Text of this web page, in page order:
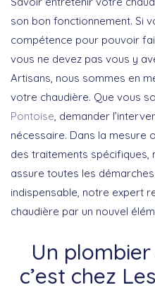
son bon fonctionnement. Si
compétence pour pouvoir
vous ne devez pas vous y
Artisans, nous sommes en
votre chaudière. Que vous
Pontoise , demander
nécessaire. Dans la mesure
des traitements
assure toutes les
indispensable, notre expert
chaudière par un nouvel
Un
c’est chez